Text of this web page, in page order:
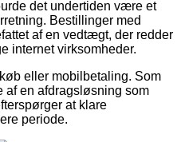
det undertiden være et
Bestillinger med
af en vedtægt, der redder
internet virksomheder.
eller mobilbetaling. Som
af en afdragsløsning som
at klare
periode.